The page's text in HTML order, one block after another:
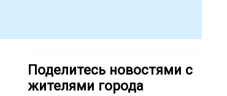
Поделитесь новостями с
жителями города